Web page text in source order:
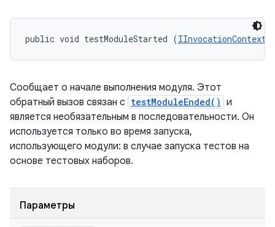
public void testModuleStarted (IInvocationContext
Сообщает о начале выполнения модуля. Этот
обратный вызов связан с testModuleEnded() и
является необязательным в последовательности. Он
используется только во время запуска,
использующего модули: в случае запуска тестов на
основе тестовых наборов.
Параметры